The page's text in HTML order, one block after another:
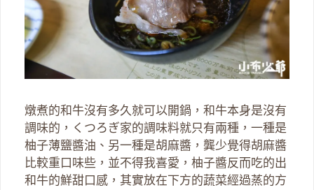
燉煮的和牛沒有多久就可以開鍋，和牛本身是沒有
調味的，くつろぎ家的調味料就只有兩種，一種是
柚子薄鹽醬油、另一種是胡麻醬，龔少覺得胡麻醬
比較重口味些，並不得我喜愛，柚子醬反而吃的出
和牛的鮮甜口感，其實放在下方的蔬菜經過蒸的方